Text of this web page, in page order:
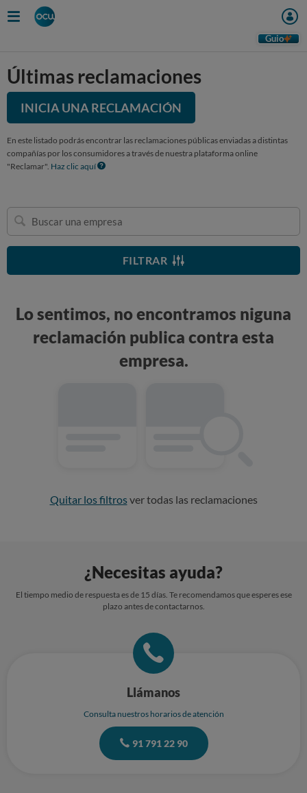
Guio
Últimas reclamaciones
INICIA UNA RECLAMACIÓN
En este listado podrás encontrar las reclamaciones públicas enviadas a distintas
compañías por los consumidores a través de nuestra plataforma online
"Reclamar". Haz clic aquí
Buscar
una
empresa
FILTRAR
Lo sentimos, no encontramos niguna
reclamación publica contra esta
empresa.
Quitar los filtrosver todas las reclamaciones
¿Necesitas ayuda?
El tiempo medio de respuesta es de 15 días. Te recomendamos que esperes ese
plazo antes de contactarnos.
Llámanos
Consulta nuestros horarios de atención
91 791 22 90